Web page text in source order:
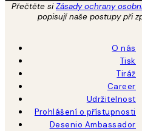
Přečtěte siZásady ochrany
popisují naše postupy při
O nás
Tisk
Tiráž
Career
Udržitelnost
Prohlášení o přístupnosti
Desenio Ambassador